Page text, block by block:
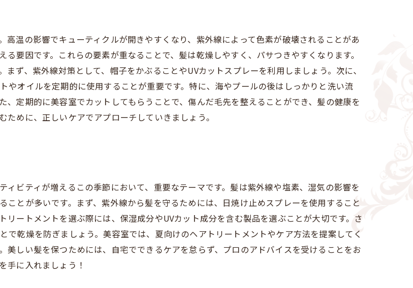
温の影響でキューティクルが開きやすくなり、紫外線によって色素が破壊されることがあ
要因です。これらの要素が重なることで、髪は乾燥しやすく、パサつきやすくなります。
ず、紫外線対策として、帽子をかぶることやUVカットスプレーを利用しましょう。次に、
やオイルを定期的に使用することが重要です。特に、海やプールの後はしっかりと洗い流
、定期的に美容室でカットしてもらうことで、傷んだ毛先を整えることができ、髪の健康を
めに、正しいケアでアプローチしていきましょう。
ビティが増えるこの季節において、重要なテーマです。髪は紫外線や塩素、湿気の影響を
ことが多いです。まず、紫外線から髪を守るためには、日焼け止めスプレーを使用すること
ートメントを選ぶ際には、保湿成分やUVカット成分を含む製品を選ぶことが大切です。さ
で乾燥を防ぎましょう。美容室では、夏向けのヘアトリートメントやケア方法を提案してく
美しい髪を保つためには、自宅でできるケアを怠らず、プロのアドバイスを受けることをお
手に入れましょう！